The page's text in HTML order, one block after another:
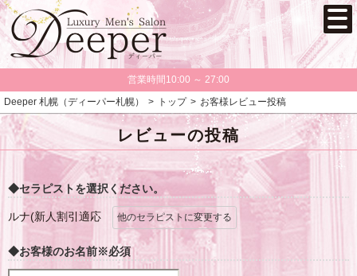
営業時間10:00 ～ 27:00
Deeper 札幌（ディーパー札幌）
トップ お客様レビュー投稿
レビューの投稿
◆セラピストを選択ください。
ルナ(新人割引適応 他のセラピストに変更する
◆お客様のお名前※必須